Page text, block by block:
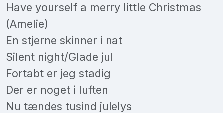
Have yourself a merry little Christmas
(Amelie)
En stjerne skinner i nat
Silent night/Glade jul
Fortabt er jeg stadig
Der er noget i luften
Nu tændes tusind julelys